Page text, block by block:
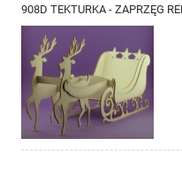
908D TEKTURKA - ZAPRZĘG